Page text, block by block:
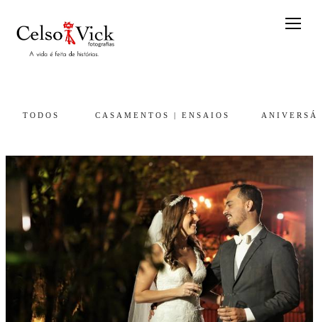
TODOS CASAMENTOS | ENSAIOS